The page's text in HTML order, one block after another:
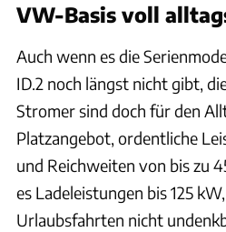
VW-Basis voll
Auch wenn es die
ID.2 noch längst nicht gibt,
Stromer sind doch für den
Platzangebot, ordentliche
und Reichweiten von bis zu
es Ladeleistungen bis 125
Urlaubsfahrten nicht